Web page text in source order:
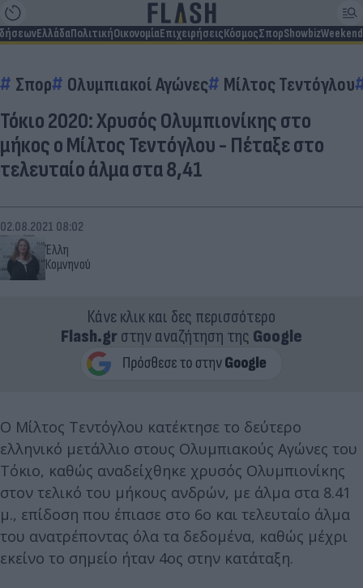
ΕλλάδαΠολιτικήΟικονομίαΕπιχειρήσειςΚόσμοςΣπορShowbizWeekend
Σπορ Ολυμπιακοί Αγώνες Μίλτος Τεντόγλου
Τόκιο 2020: Χρυσός Ολυμπιονίκης στο
μήκος ο Μίλτος Τεντόγλου - Πέταξε στο
τελευταίο άλμα στα 8,41
Έλλη
Κομνηνού
02.08.2021 08:02
Κάνε κλικ και δες περισσότερο
Flash.grστην αναζήτηση της Google
Ο Μίλτος Τεντόγλου κατέκτησε το δεύτερο
ελληνικό μετάλλιο στους Ολυμπιακούς Αγώνες του
Τόκιο, καθώς αναδείχθηκε χρυσός Ολυμπιονίκης
στον τελικό του μήκους ανδρών, με άλμα στα 8.41
μ., επίδοση που έπιασε στο 6ο και τελευταίο άλμα
του ανατρέποντας όλα τα δεδομένα, καθώς μέχρι
εκείνο το σημείο ήταν 4ος στην κατάταξη.